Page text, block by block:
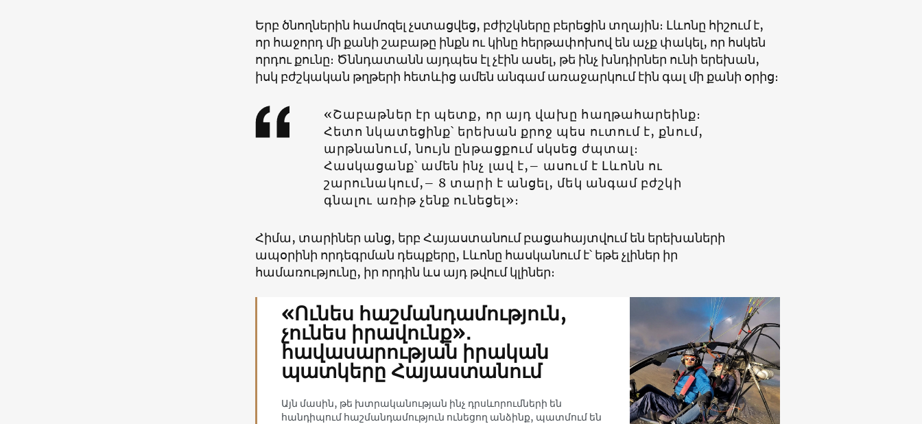
Երբ ծնողներին համոզել չստացվեց, բժիշկները բերեցին տղային։ Լևոնը հիշում է,
որ հաջորդ մի քանի շաբաթը ինքն ու կինը հերթափոխով են աչք փակել, որ հսկեն
որդու քունը։ Ծննդատանն այդպես էլ չէին ասել, թե ինչ խնդիրներ ունի երեխան,
իսկ բժշկական թղթերի հետևից ամեն անգամ առաջարկում էին գալ մի քանի օրից։
«Շաբաթներ էր պետք, որ այդ վախը հաղթահարեինք։
Հետո նկատեցինք՝ երեխան քրոջ պես ուտում է, քնում,
արթնանում, նույն ընթացքում սկսեց ժպտալ։
Հասկացանք՝ ամեն ինչ լավ է,– ասում է Լևոնն ու
շարունակում,– 8 տարի է անցել, մեկ անգամ բժշկի
գնալու առիթ չենք ունեցել»։
Հիմա, տարիներ անց, երբ Հայաստանում բացահայտվում են երեխաների
ապօրինի որդեգրման դեպքերը, Լևոնը հասկանում է՝ եթե չլիներ իր
համառությունը, իր որդին ևս այդ թվում կլիներ։
«Ունես հաշմանդամություն,
չունես իրավունք»․
հավասարության իրական
պատկերը Հայաստանում
Այն մասին, թե խտրականության ինչ դրսևորումների են
հանդիպում հաշմանդամություն ունեցող անձինք, պատմում են